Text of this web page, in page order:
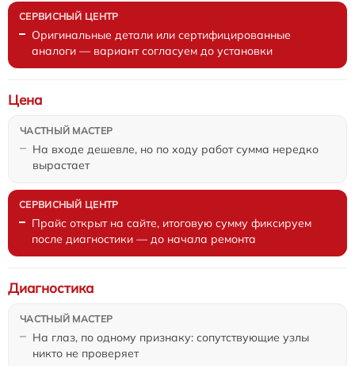
Оригинальные детали или сертифицированные
аналоги — вариант согласуем до установки
На входе дешевле, но по ходу работ сумма нередко
вырастает
Цена
Прайс открыт на сайте, итоговую сумму фиксируем
после диагностики — до начала ремонта
На глаз, по одному признаку: сопутствующие узлы
никто не проверяет
Диагностика